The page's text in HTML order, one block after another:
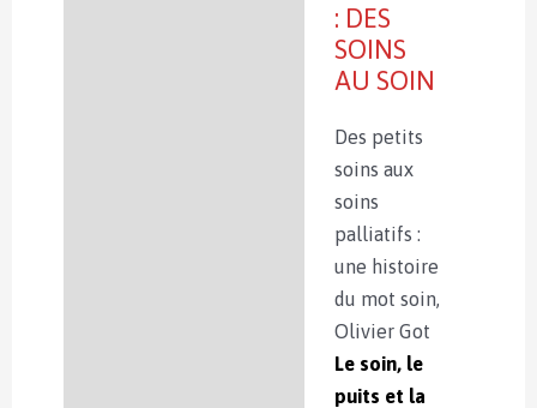
: DES
SOINS
AU SOIN
Des petits
soins aux
soins
palliatifs :
une histoire
du mot soin,
Olivier Got
Le soin, le
puits et la